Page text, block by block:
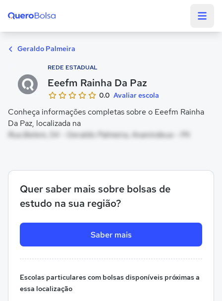
Geraldo Palmeira
REDE ESTADUAL
Eeefm Rainha Da Paz
0.0 Avaliar escola
Conheça informações completas sobre o Eeefm Rainha
Da Paz, localizada na
Rua Belem, 54 - Geraldo Palmeira, Ananindeua - PA
Quer saber mais sobre bolsas de
estudo na sua região?
Saber mais
Escolas particulares com bolsas disponíveis próximas a
essa localização